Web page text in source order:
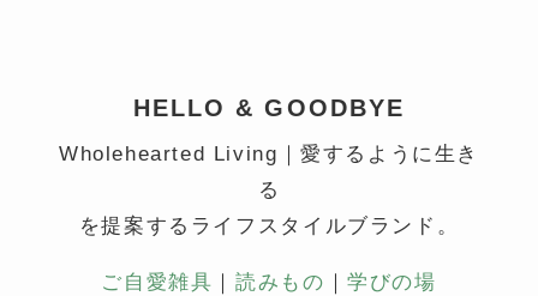
HELLO & GOODBYE
Wholehearted Living｜愛するように生き
る
を提案するライフスタイルブランド。
ご自愛雑具 ｜読みもの ｜学びの場